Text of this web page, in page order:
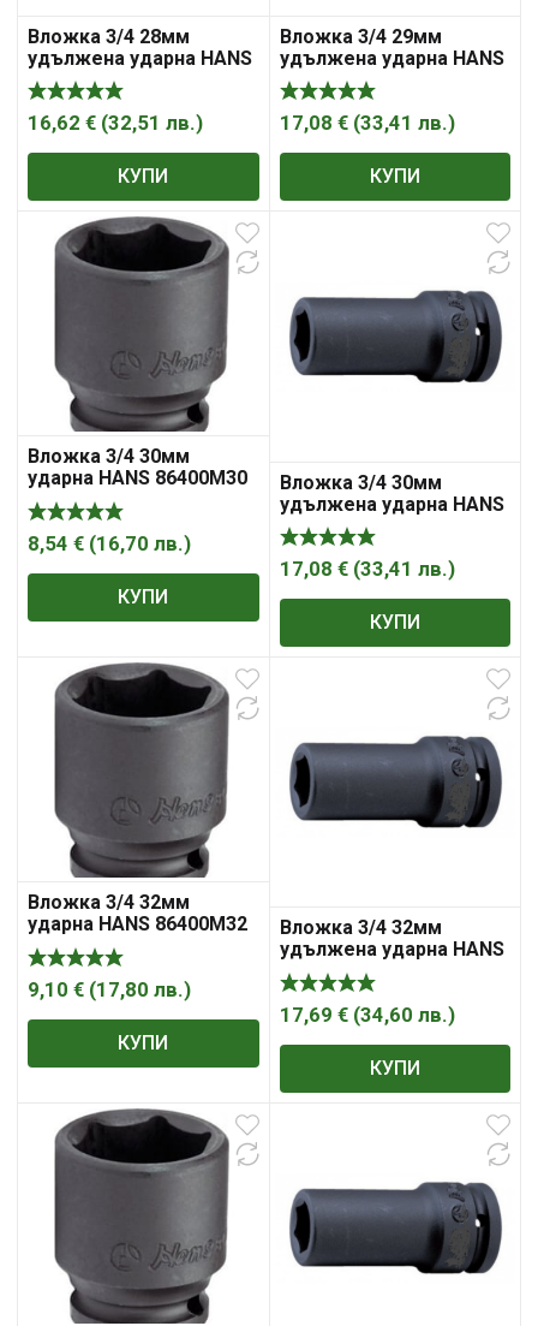
Вложка 3/4 28мм
удължена ударна HANS
86300М28
16,62 € (32,51 лв.)
КУПИ
Вложка 3/4 29мм
удължена ударна HANS
86300M29
17,08 € (33,41 лв.)
КУПИ
Вложка 3/4 30мм
ударна HANS 86400М30
8,54 € (16,70 лв.)
КУПИ
Вложка 3/4 30мм
удължена ударна HANS
86300М30
17,08 € (33,41 лв.)
КУПИ
Вложка 3/4 32мм
ударна HANS 86400М32
9,10 € (17,80 лв.)
КУПИ
Вложка 3/4 32мм
удължена ударна HANS
86300М32
17,69 € (34,60 лв.)
КУПИ